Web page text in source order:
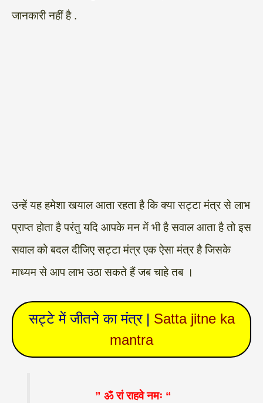
जानकारी नहीं है .
उन्हें यह हमेशा खयाल आता रहता है कि क्या सट्टा मंत्र से लाभ
प्राप्त होता है परंतु यदि आपके मन में भी है सवाल आता है तो इस
सवाल को बदल दीजिए सट्टा मंत्र एक ऐसा मंत्र है जिसके
माध्यम से आप लाभ उठा सकते हैं जब चाहे तब ।
सट्टे में जीतने का मंत्र | Satta jitne ka
mantra
” ॐ रां राहवे नमः “